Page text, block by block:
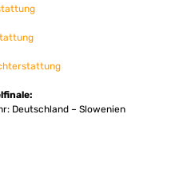
Deutschland – Slowenien